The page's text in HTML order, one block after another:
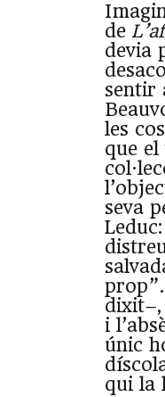
de
devia
sentir
les
que
seva
dixit–,
i
únic
qui la